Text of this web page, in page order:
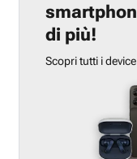
di più!
Scopri tutti i